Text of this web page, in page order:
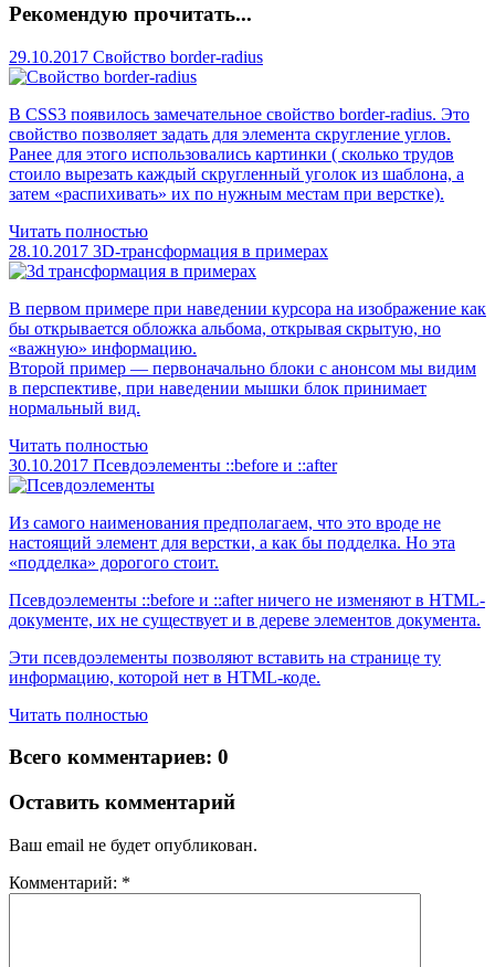
Рекомендую прочитать...
29.10.2017 Свойство border-radius
В CSS3 появилось замечательное свойство border-radius. Это
свойство позволяет задать для элемента скругление углов.
Ранее для этого использовались картинки ( сколько трудов
стоило вырезать каждый скругленный уголок из шаблона, а
затем «распихивать» их по нужным местам при верстке).
Читать полностью
28.10.2017 3D-трансформация в примерах
В первом примере при наведении курсора на изображение как
бы открывается обложка альбома, открывая скрытую, но
«важную» информацию.
Второй пример — первоначально блоки с анонсом мы видим
в перспективе, при наведении мышки блок принимает
нормальный вид.
Читать полностью
30.10.2017 Псевдоэлементы ::before и ::after
Из самого наименования предполагаем, что это вроде не
настоящий элемент для верстки, а как бы подделка. Но эта
«подделка» дорогого стоит.
Псевдоэлементы ::before и ::after ничего не изменяют в HTML-
документе, их не существует и в дереве элементов документа.
Эти псевдоэлементы позволяют вставить на странице ту
информацию, которой нет в HTML-коде.
Читать полностью
Всего комментариев: 0
Оставить комментарий
Ваш email не будет опубликован.
Комментарий: *